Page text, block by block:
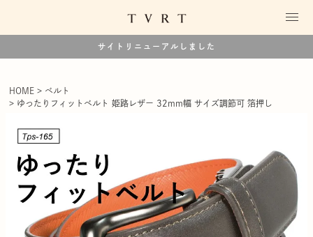
サイトリニューアルしました
HOME
ベルト
ゆったりフィットベルト 姫路レザー 32mm幅 サイズ調節可 箔押し